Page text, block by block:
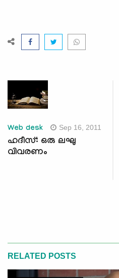
Web desk Sep 16, 2011
ഹദീസ്: ഒരു ലഘു
വിവരണം
RELATED POSTS